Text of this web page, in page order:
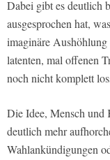
Dabei gibt es deutlich
ausgesprochen hat,
imaginäre
latenten, mal offenen
noch nicht komplett
Die Idee, Mensch und
deutlich mehr
Wahlankündigungen